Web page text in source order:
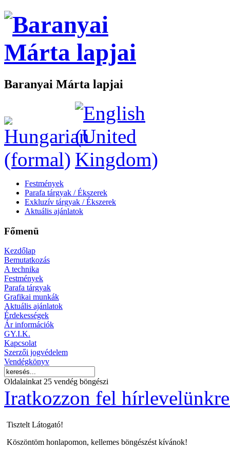
Baranyai Márta lapjai
Festmények
Parafa tárgyak / Ékszerek
Exkluzív tárgyak / Ékszerek
Aktuális ajánlatok
Főmenü
Kezdőlap
Bemutatkozás
A technika
Festmények
Parafa tárgyak
Grafikai munkák
Aktuális ajánlatok
Érdekességek
Ár információk
GY.I.K.
Kapcsolat
Szerzői jogvédelem
Vendégkönyv
Oldalainkat 25 vendég böngészi
Iratkozzon fel
Tisztelt Látogató!
Köszöntöm honlapomon, kellemes böngészést kívánok!